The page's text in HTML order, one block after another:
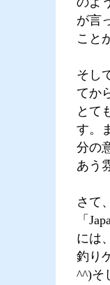
が言
こと
そし
てか
とて
す。
分の
あう
さて
「
には
釣り
^^)そ